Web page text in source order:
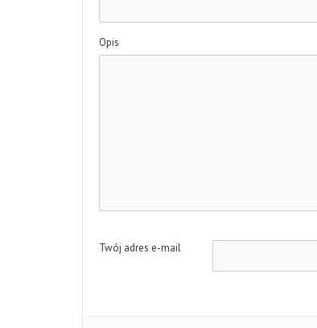
Opis
Twój adres e-mail